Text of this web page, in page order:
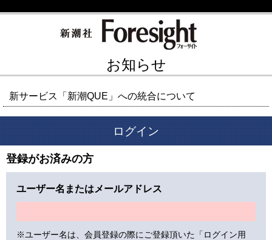
お知らせ
新サービス「新潮QUE」への統合について
ログイン
登録がお済みの方
ユーザー名またはメールアドレス
※ユーザー名は、会員登録の際にご登録頂いた「ログイン用